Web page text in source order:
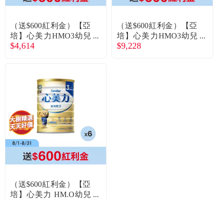
（送$600紅利金）【亞
培】心美力HMO3幼兒
營養成長配方（800gX6
$4,614
（送$600紅利金）【亞
培】心美力HMO3幼兒
營養成長配方（800gX1
$9,228
（送$600紅利金）【亞
培】心美力 HM.O幼兒